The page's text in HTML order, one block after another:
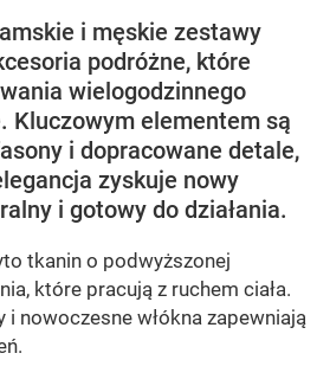
i męskie zestawy
podróżne, które
wielogodzinnego
Kluczowym elementem są
i dopracowane detale,
zyskuje nowy
i gotowy do działania.
tkanin o podwyższonej
które pracują z ruchem ciała.
nowoczesne włókna zapewniają